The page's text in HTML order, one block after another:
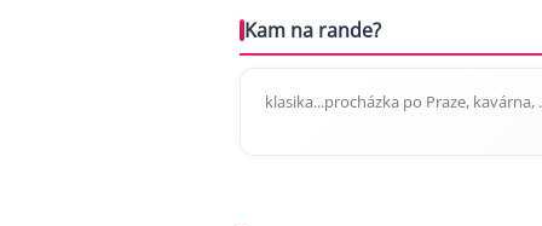
Kam na rande?
klasika...procházka po Praze, kavárna,